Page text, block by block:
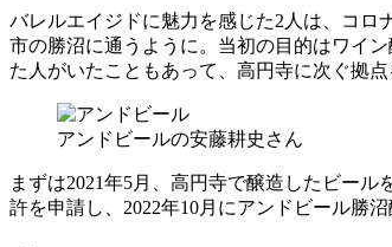
バレルエイジドに魅力を感じた2人は、コロ
市の勝沼に通うように。当初の目的はワイ
た人がいたこともあって、高円寺に次ぐ拠点
アンドビールの安藤耕史さん
まずは2021年5月、高円寺で醸造したビー
許を申請し、2022年10月にアンドビール勝